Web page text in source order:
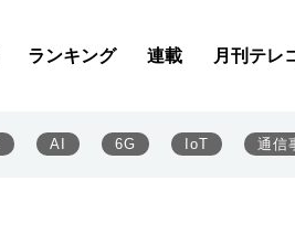
ランキング 連載 月刊テレ
AI 6G IoT 通信